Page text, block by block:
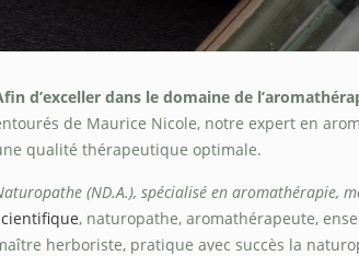
d’exceller dans le domaine de
de Maurice Nicole, notre expert en
qualité thérapeutique optimale.
(ND.A.), spécialisé en aromathérapie,
, naturopathe, aromathérapeute,
herboriste, pratique avec succès la